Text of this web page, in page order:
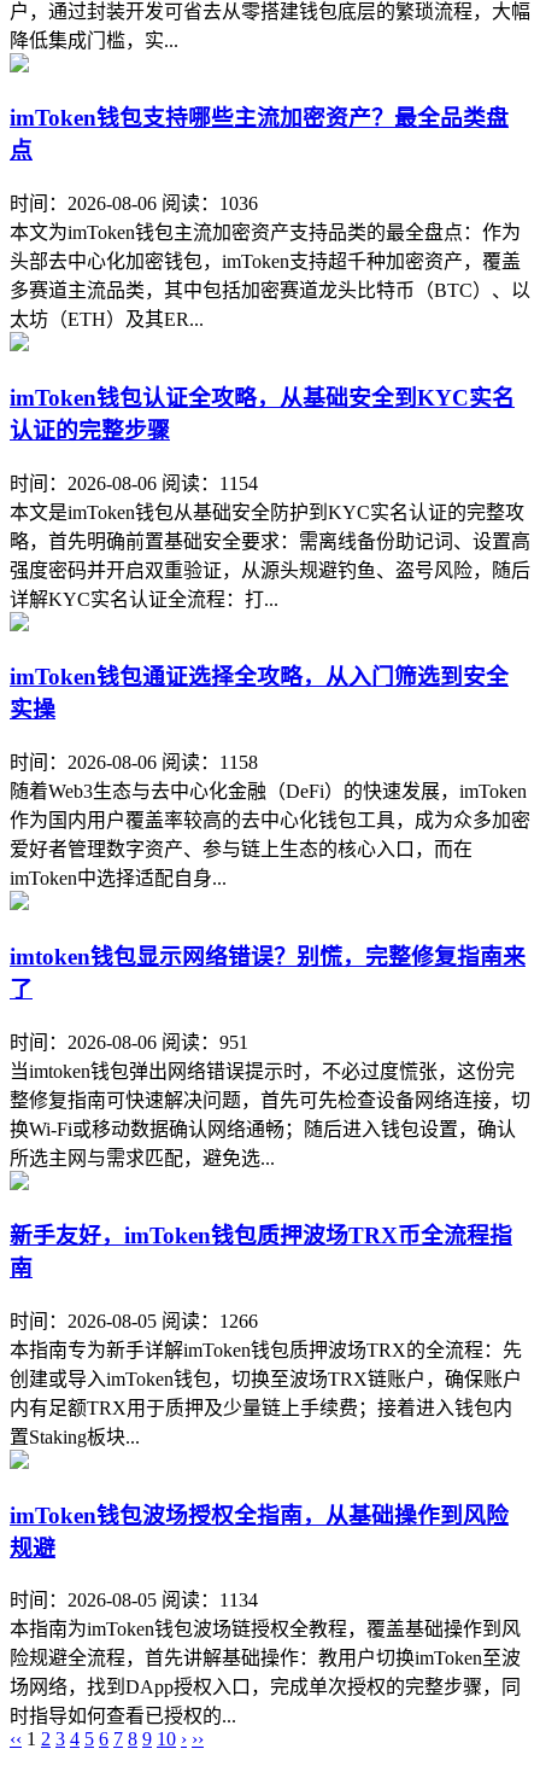
户，通过封装开发可省去从零搭建钱包底层的繁琐流程，大幅
降低集成门槛，实...
imToken钱包支持哪些主流加密资产？最全品类盘
点
时间：2026-08-06 阅读：1036
本文为imToken钱包主流加密资产支持品类的最全盘点：作为
头部去中心化加密钱包，imToken支持超千种加密资产，覆盖
多赛道主流品类，其中包括加密赛道龙头比特币（BTC）、以
太坊（ETH）及其ER...
imToken钱包认证全攻略，从基础安全到KYC实名
认证的完整步骤
时间：2026-08-06 阅读：1154
本文是imToken钱包从基础安全防护到KYC实名认证的完整攻
略，首先明确前置基础安全要求：需离线备份助记词、设置高
强度密码并开启双重验证，从源头规避钓鱼、盗号风险，随后
详解KYC实名认证全流程：打...
imToken钱包通证选择全攻略，从入门筛选到安全
实操
时间：2026-08-06 阅读：1158
随着Web3生态与去中心化金融（DeFi）的快速发展，imToken
作为国内用户覆盖率较高的去中心化钱包工具，成为众多加密
爱好者管理数字资产、参与链上生态的核心入口，而在
imToken中选择适配自身...
imtoken钱包显示网络错误？别慌，完整修复指南来
了
时间：2026-08-06 阅读：951
当imtoken钱包弹出网络错误提示时，不必过度慌张，这份完
整修复指南可快速解决问题，首先可先检查设备网络连接，切
换Wi-Fi或移动数据确认网络通畅；随后进入钱包设置，确认
所选主网与需求匹配，避免选...
新手友好，imToken钱包质押波场TRX币全流程指
南
时间：2026-08-05 阅读：1266
本指南专为新手详解imToken钱包质押波场TRX的全流程：先
创建或导入imToken钱包，切换至波场TRX链账户，确保账户
内有足额TRX用于质押及少量链上手续费；接着进入钱包内
置Staking板块...
imToken钱包波场授权全指南，从基础操作到风险
规避
时间：2026-08-05 阅读：1134
本指南为imToken钱包波场链授权全教程，覆盖基础操作到风
险规避全流程，首先讲解基础操作：教用户切换imToken至波
场网络，找到DApp授权入口，完成单次授权的完整步骤，同
时指导如何查看已授权的...
‹‹ 1 2 3 4 5 6 7 8 9 10 › ››